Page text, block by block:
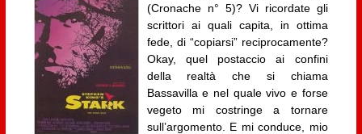
(Cronache n° 5)? Vi ricordate gli
scrittori ai quali capita, in ottima
fede, di “copiarsi” reciprocamente?
Okay, quel postaccio ai confini
della realtà che si chiama
Bassavilla e nel quale vivo e forse
vegeto mi costringe a tornare
sull’argomento. E mi conduce, mio